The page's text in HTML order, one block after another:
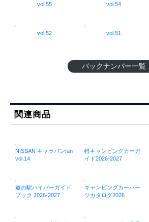
vol.55 vol.54
vol.52 vol.51
バックナンバー一覧
関連商品
NISSAN キャラバンfan
vol.14
軽キャンピングカーガ
イド2026-2027
道の駅ハイパーガイド
ブック 2026-2027
キャンピングカーパー
ツカタログ2026